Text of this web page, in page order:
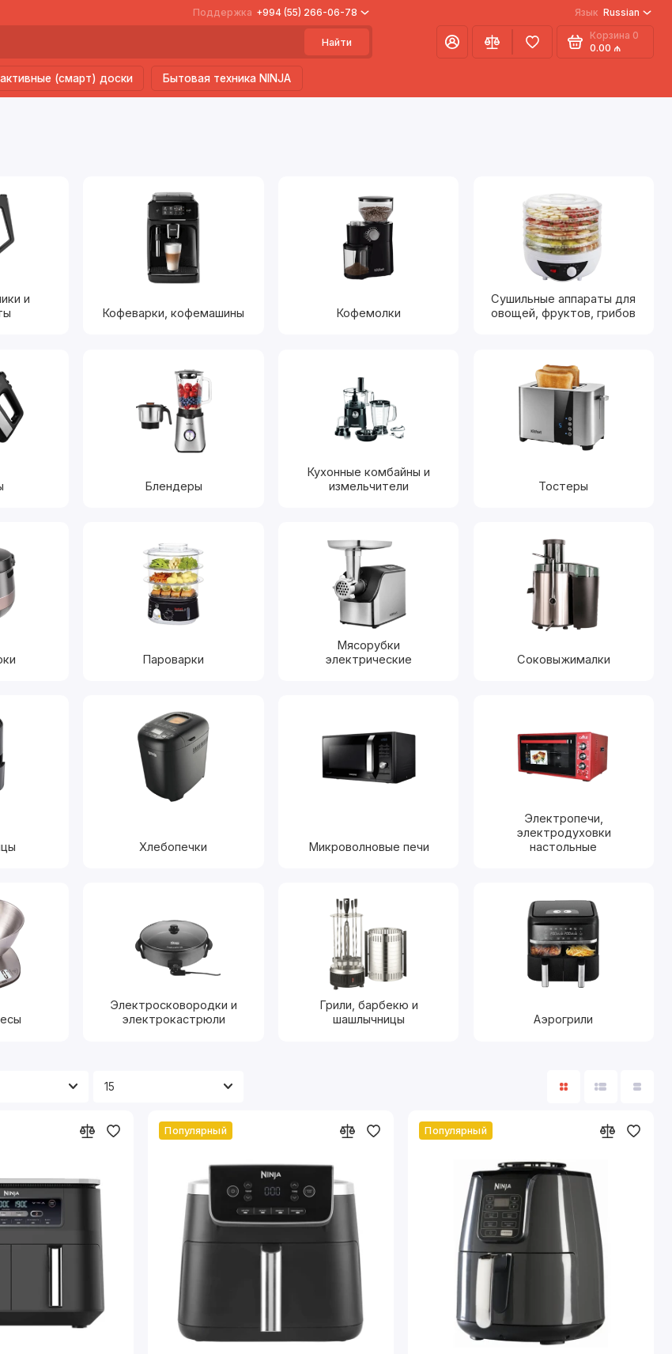
Поддержка +994 (55) 266-06-78 Язык Russian
Найти
Корзина 0
0.00 ₼
(смарт) доски Бытовая техника NINJA
и
Кофеварки, кофемашины Кофемолки
Сушильные аппараты для
овощей, фруктов, грибов
Блендеры
Кухонные комбайны и
измельчители
Тостеры
Пароварки
Мясорубки
электрические
Соковыжималки
Хлебопечки Микроволновые печи
Электропечи,
электродуховки
настольные
Электросковородки и
электрокастрюли
Грили, барбекю и
шашлычницы
Аэрогрили
Популярный Популярный